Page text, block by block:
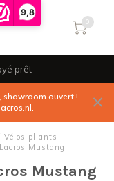
9,8
0
prêt
showroom ouvert !
.
Vélos pliants
Mustang
Mustang